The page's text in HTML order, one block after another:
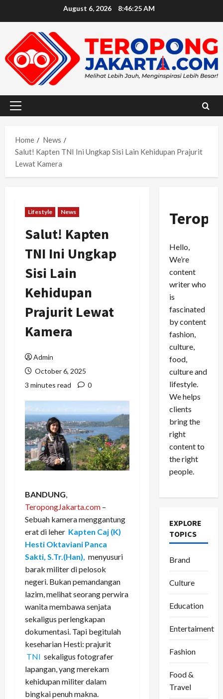
August 6, 2026 8:46:27 AM
Primary
Home
News
Salut! Kapten TNI Ini Ungkap Sisi Lain Kehidupan Prajurit
Lewat Kamera
Lifestyle News
Salut! Kapten
TNI Ini Ungkap
Sisi Lain
Kehidupan
Prajurit Lewat
Kamera
Admin
October 6, 2025
3 minutes read
0
BANDUNG
TeropongJakarta.com –
Sebuah kamera menggantung
erat di leher Kapten Caj (K)
Hesti Oktaviani Panca
Sakti, S.Tr.(Han), menyusuri
barak militer di pelosok
negeri. Bukan pemandangan
lazim, melihat seorang perwira
wanita membawa senjata
sekaligus perlengkapan
dokumentasi. Tapi begitulah
keseharian Hesti: prajurit
TNI sekaligus fotografer
lapangan, yang merekam
kehidupan militer dalam
bingkai penuh makna.
Hello,
We’re
content
writer who
is
fascinated
by content
fashion,
culture,
food,
culture and
lifestyle.
We helps
clients
bring the
right
content to
the right
people.
EXPLORE
TOPICS
Brand
Culture
Education
Entertaiment
Fashion
Food &
Travel